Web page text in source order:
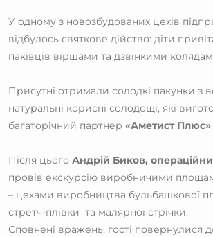
У одному з новозбудованих цехів
відбулось святкове дійство: діти
паківців віршами та дзвінкими
Присутні отримали солодкі пакунки з
натуральні корисні солодощі, які
багаторічний партнер «Аметист Плюс».
Після цього Андрій Биков,
провів екскурсію виробничими
– цехами виробництва бульбашкової
стретч-плівки та малярної стрічки.
Сповнені вражень, гості повернулися